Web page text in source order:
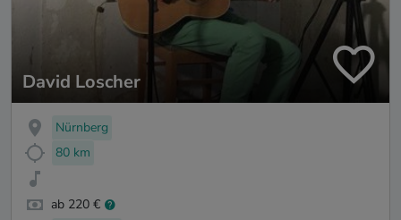
David Loscher
Nürnberg
80 km
ab 220 €